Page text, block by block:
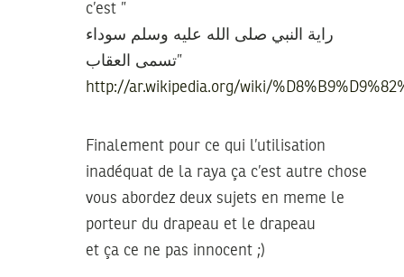
c’est ”
راية النبي صلى الله عليه وسلم سوداء
تسمى العقاب”
http://ar.wikipedia.org/wiki/
Finalement pour ce qui l’utilisation
inadéquat de la raya ça c’est autre chose
vous abordez deux sujets en meme le
porteur du drapeau et le drapeau
et ça ce ne pas innocent ;)